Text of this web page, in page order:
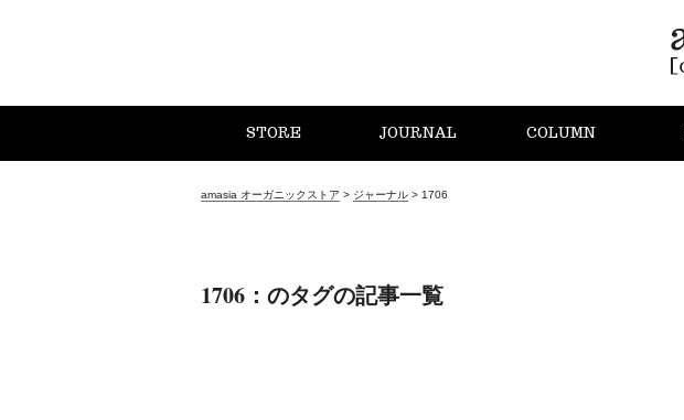
STORE JOURNAL COLUMN
amasia オーガニックストア > ジャーナル > 1706
1706：のタグの記事一覧